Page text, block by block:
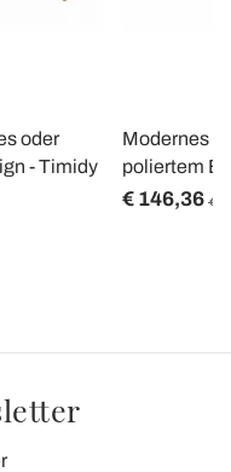
oder
- Timidy
Modernes
poliertem
€ 146,36 €